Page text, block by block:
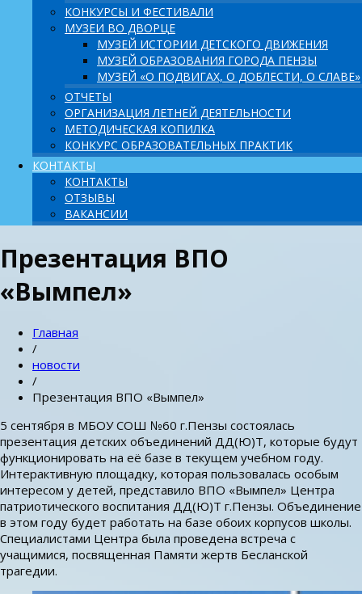
КОНКУРСЫ И ФЕСТИВАЛИ
МУЗЕИ ВО ДВОРЦЕ
МУЗЕЙ ИСТОРИИ ДЕТСКОГО ДВИЖЕНИЯ
МУЗЕЙ ОБРАЗОВАНИЯ ГОРОДА ПЕНЗЫ
МУЗЕЙ «О ПОДВИГАХ, О ДОБЛЕСТИ, О СЛАВЕ»
ОТЧЕТЫ
ОРГАНИЗАЦИЯ ЛЕТНЕЙ ДЕЯТЕЛЬНОСТИ
МЕТОДИЧЕСКАЯ КОПИЛКА
КОНКУРС ОБРАЗОВАТЕЛЬНЫХ ПРАКТИК
КОНТАКТЫ
КОНТАКТЫ
ОТЗЫВЫ
ВАКАНСИИ
Презентация ВПО
«Вымпел»
Главная
/
новости
/
Презентация ВПО «Вымпел»
5 сентября в МБОУ СОШ №60 г.Пензы состоялась
презентация детских объединений ДД(Ю)Т, которые будут
функционировать на её базе в текущем учебном году.
Интерактивную площадку, которая пользовалась особым
интересом у детей, представило ВПО «Вымпел» Центра
патриотического воспитания ДД(Ю)Т г.Пензы. Объединение
в этом году будет работать на базе обоих корпусов школы.
Специалистами Центра была проведена встреча с
учащимися, посвященная Памяти жертв Бесланской
трагедии.